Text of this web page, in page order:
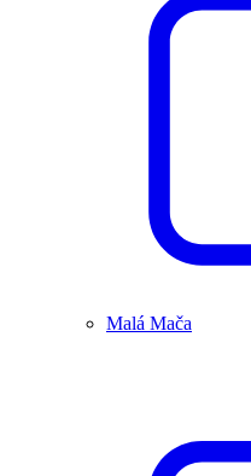
Malá Mača